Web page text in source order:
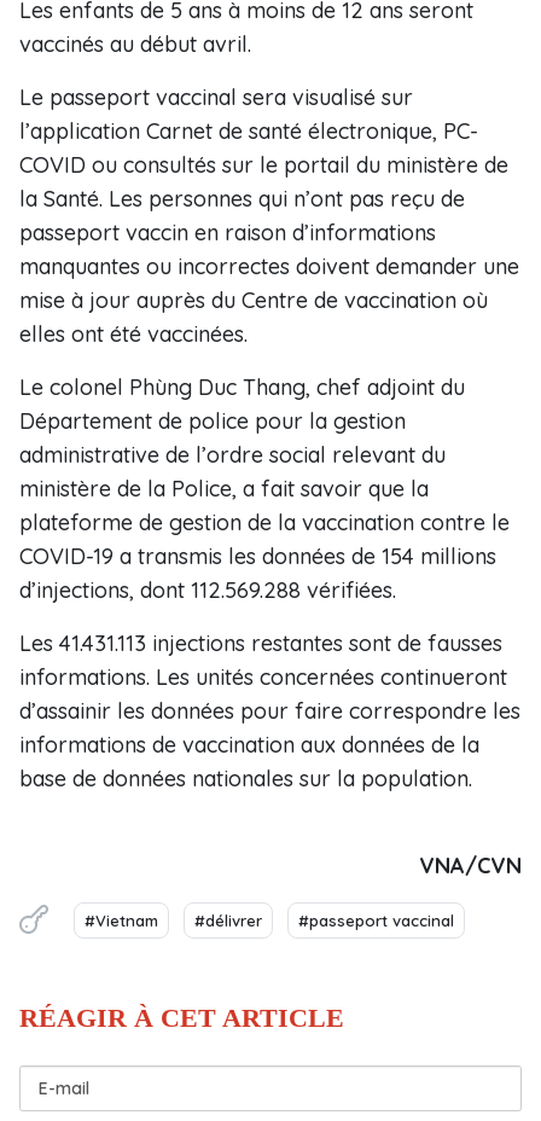
Les enfants de 5 ans à moins de 12 ans seront
vaccinés au début avril.
Le passeport vaccinal sera visualisé sur
l’application Carnet de santé électronique, PC-
COVID ou consultés sur le portail du ministère de
la Santé. Les personnes qui n’ont pas reçu de
passeport vaccin en raison d’informations
manquantes ou incorrectes doivent demander une
mise à jour auprès du Centre de vaccination où
elles ont été vaccinées.
Le colonel Phùng Duc Thang, chef adjoint du
Département de police pour la gestion
administrative de l’ordre social relevant du
ministère de la Police, a fait savoir que la
plateforme de gestion de la vaccination contre le
COVID-19 a transmis les données de 154 millions
d’injections, dont 112.569.288 vérifiées.
Les 41.431.113 injections restantes sont de fausses
informations. Les unités concernées continueront
d’assainir les données pour faire correspondre les
informations de vaccination aux données de la
base de données nationales sur la population.
VNA/CVN
#Vietnam #délivrer #passeport vaccinal